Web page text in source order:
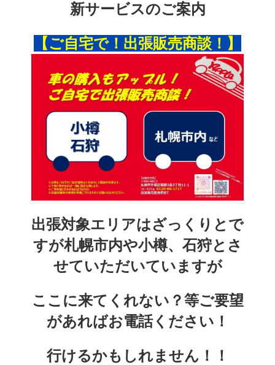
新サービスのご案内
【ご自宅で！出張販売商談！】
出張対象エリアはざっくりとで
すが札幌市内や小樽、石狩とさ
せていただいていますが
ここに来てくれない？等ご要望
があればお電話ください！
行けるかもしれません！！